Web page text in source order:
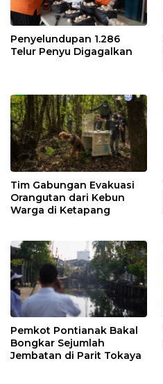
Penyelundupan 1.286
Telur Penyu Digagalkan
Tim Gabungan Evakuasi
Orangutan dari Kebun
Warga di Ketapang
Pemkot Pontianak Bakal
Bongkar Sejumlah
Jembatan di Parit Tokaya